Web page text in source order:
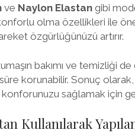
ve Naylon Elastangibi
olma özellikleri ile
özgürlüğünüzü artırır.
bakımı ve temizliği de
korunabilir. Sonuç
konforunuzu sağlamak için
Kullanılarak